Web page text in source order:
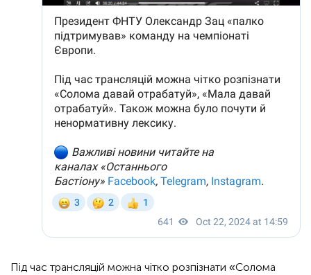
Під час трансляцій можна чітко розпізнати «Солома